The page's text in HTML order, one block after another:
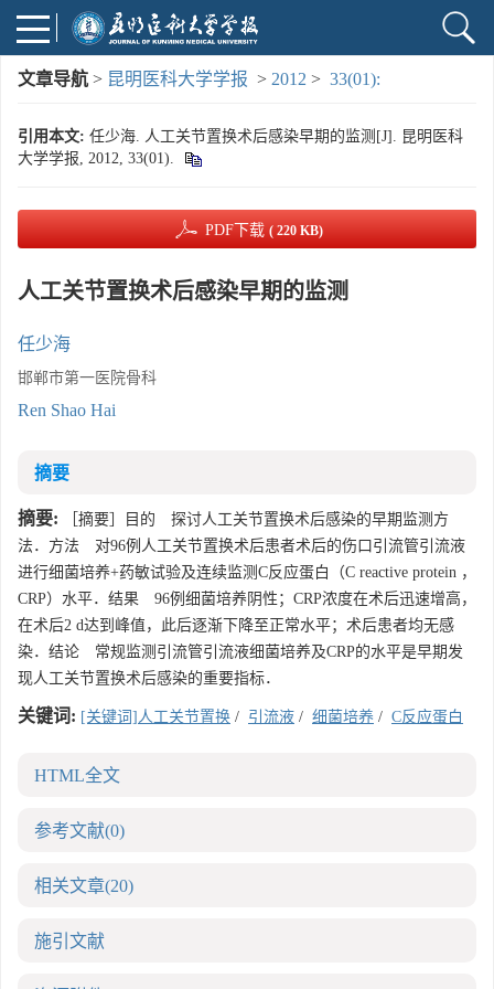
文章导航 > 昆明医科大学学报 > 2012 > 33(01):
引用本文: 任少海. 人工关节置换术后感染早期的监测[J]. 昆明医科
大学学报, 2012, 33(01).
PDF下载 ( 220 KB)
人工关节置换术后感染早期的监测
任少海
邯郸市第一医院骨科
Ren Shao Hai
摘要
摘要: ［摘要］目的 探讨人工关节置换术后感染的早期监测方
法．方法 对96例人工关节置换术后患者术后的伤口引流管引流液
进行细菌培养+药敏试验及连续监测C反应蛋白（C reactive protein ，
CRP）水平．结果 96例细菌培养阴性；CRP浓度在术后迅速增高，
在术后2 d达到峰值，此后逐渐下降至正常水平；术后患者均无感
染．结论 常规监测引流管引流液细菌培养及CRP的水平是早期发
现人工关节置换术后感染的重要指标．
关键词: [关键词]人工关节置换 / 引流液 / 细菌培养 / C反应蛋白
HTML全文
参考文献(0)
相关文章(20)
施引文献